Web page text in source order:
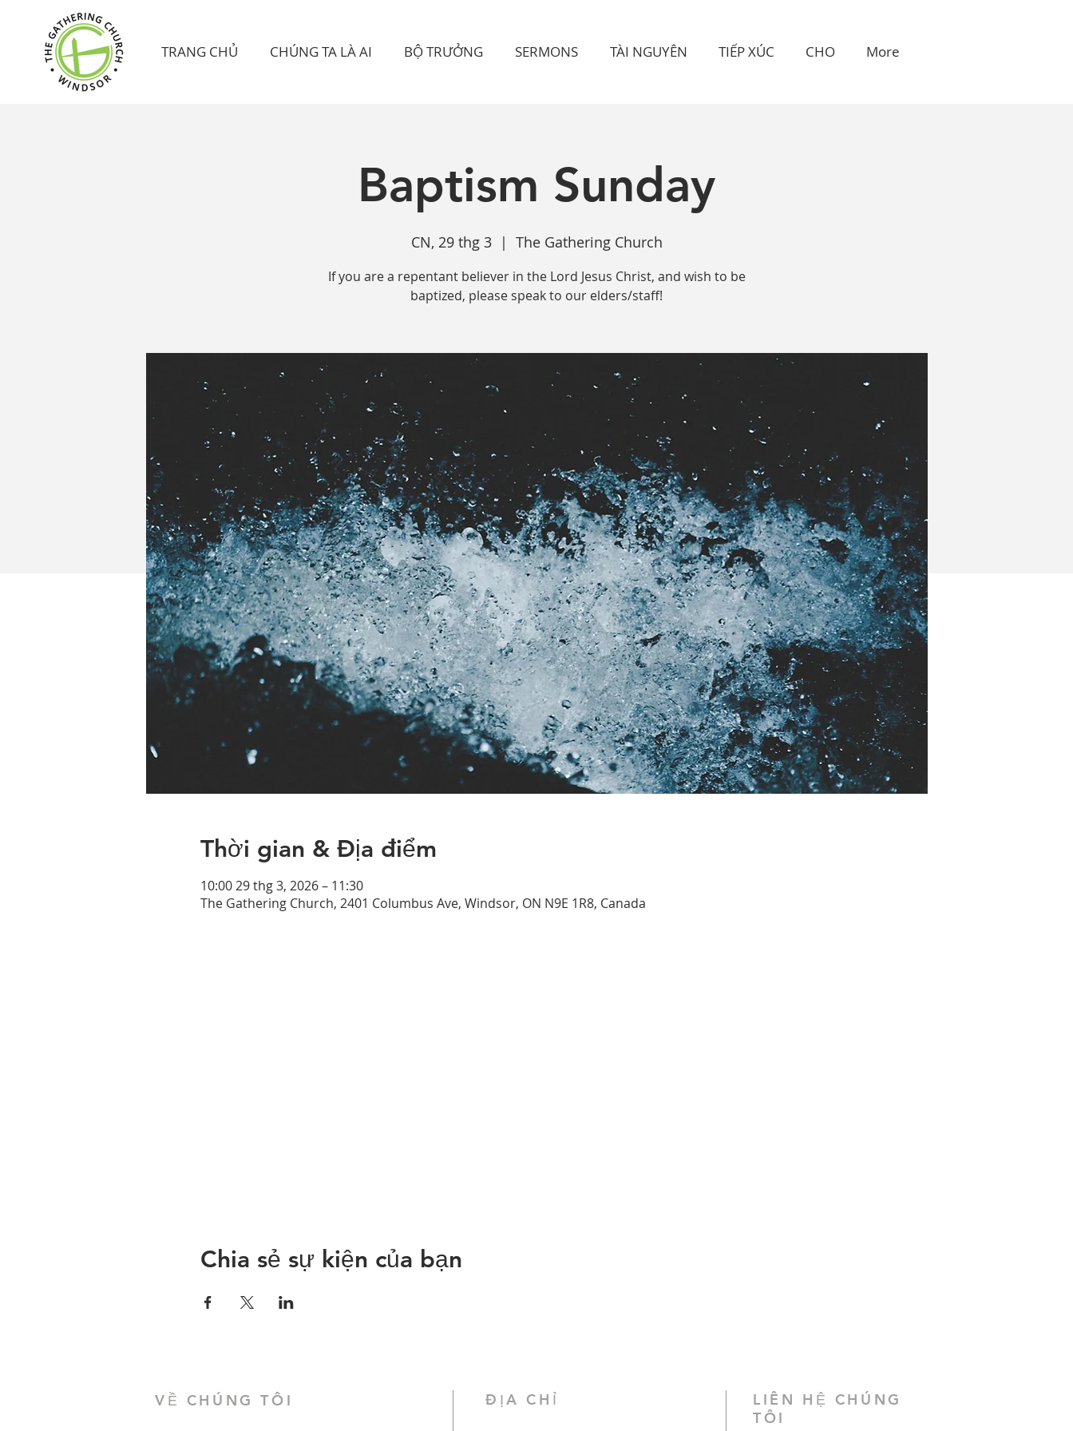
TRANG CHỦ CHÚNG TA LÀ AI BỘ TRƯỞNG SERMONS TÀI NGUYÊN TIẾP XÚC CHO More
Baptism Sunday
CN, 29 thg 3
  |
The Gathering Church
If you are a repentant believer in the Lord Jesus Christ, and wish to be
baptized, please speak to our elders/staff!
Thời gian & Địa điểm
10:00 29 thg 3, 2026 – 11:30
The Gathering Church, 2401 Columbus Ave, Windsor, ON N9E 1R8, Canada
Chia sẻ sự kiện của bạn
VỀ CHÚNG TÔI ĐỊA CHỈ
LIÊN HỆ CHÚNG
TÔI